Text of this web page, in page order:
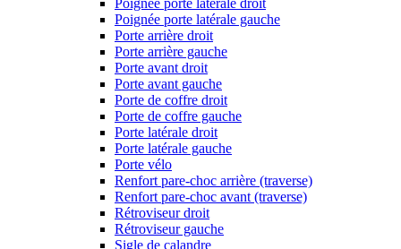
Poignée porte latérale droit
Poignée porte latérale gauche
Porte arrière droit
Porte arrière gauche
Porte avant droit
Porte avant gauche
Porte de coffre droit
Porte de coffre gauche
Porte latérale droit
Porte latérale gauche
Porte vélo
Renfort pare-choc arrière (traverse)
Renfort pare-choc avant (traverse)
Rétroviseur droit
Rétroviseur gauche
Sigle de calandre